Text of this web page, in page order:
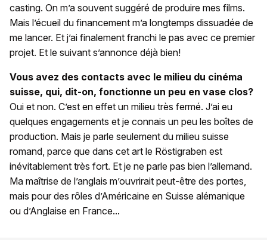
casting. On m’a souvent suggéré de produire mes films.
Mais l’écueil du financement m’a longtemps dissuadée de
me lancer. Et j’ai finalement franchi le pas avec ce premier
projet. Et le suivant s’annonce déjà bien!
Vous avez des contacts avec le milieu du cinéma
suisse, qui, dit-on, fonctionne un peu en vase clos?
Oui et non. C’est en effet un milieu très fermé. J’ai eu
quelques engagements et je connais un peu les boîtes de
production. Mais je parle seulement du milieu suisse
romand, parce que dans cet art le Röstigraben est
inévitablement très fort. Et je ne parle pas bien l’allemand.
Ma maîtrise de l’anglais m’ouvrirait peut-être des portes,
mais pour des rôles d’Américaine en Suisse alémanique
ou d’Anglaise en France...